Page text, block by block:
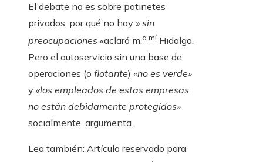
El debate no es sobre patinetes
privados, por qué no hay » sin
preocupaciones «aclaró m.a mí Hidalgo.
Pero el autoservicio sin una base de
operaciones (o flotante) «no es verde»
y «los empleados de estas empresas
no están debidamente protegidos»
socialmente, argumenta.
Lea también: Artículo reservado para